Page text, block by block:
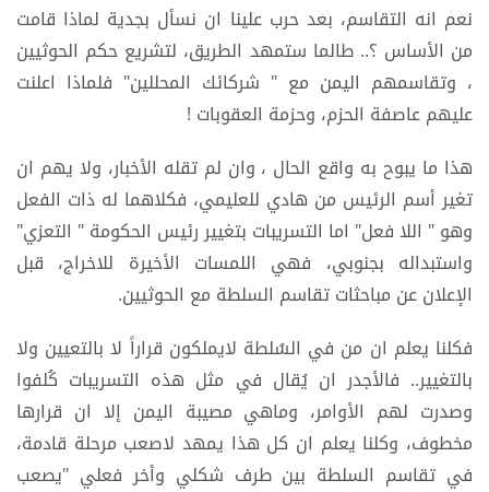
نعم انه التقاسم، بعد حرب علينا ان نسأل بجدية لماذا قامت
من الأساس ؟.. طالما ستمهد الطريق، لتشريع حكم الحوثيين
، وتقاسمهم اليمن مع " شركائك المحللين" فلماذا اعلنت
عليهم عاصفة الحزم، وحزمة العقوبات !
هذا ما يبوح به واقع الحال ، وان لم تقله الأخبار، ولا يهم ان
تغير أسم الرئيس من هادي للعليمي، فكلاهما له ذات الفعل
وهو " اللا فعل" اما التسريبات بتغيير رئيس الحكومة " التعزي"
واستبداله بجنوبي، فهي اللمسات الأخيرة للاخراج، قبل
الإعلان عن مباحثات تقاسم السلطة مع الحوثيين.
فكلنا يعلم ان من في السُلطة لايملكون قراراً لا بالتعيين ولا
بالتغيير.. فالأجدر ان يُقال في مثل هذه التسريبات كُلفوا
وصدرت لهم الأوامر، وماهي مصيبة اليمن إلا ان قرارها
مخطوف، وكلنا يعلم ان كل هذا يمهد لاصعب مرحلة قادمة،
في تقاسم السلطة بين طرف شكلي وأخر فعلي "يصعب